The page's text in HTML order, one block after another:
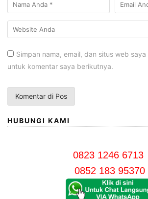
Simpan nama, email, dan situs web
untuk komentar saya berikutnya.
HUBUNGI KAMI
0823 1246 6713
0852 183 95370